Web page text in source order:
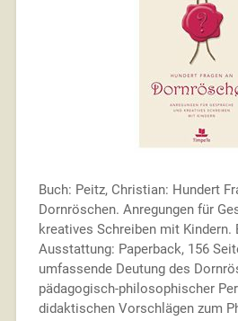
Buch: Peitz, Christian: Hundert
Dornröschen. Anregungen für
kreatives Schreiben mit Kindern.
Ausstattung: Paperback, 156
umfassende Deutung des
pädagogisch-philosophischer
didaktischen Vorschlägen zum